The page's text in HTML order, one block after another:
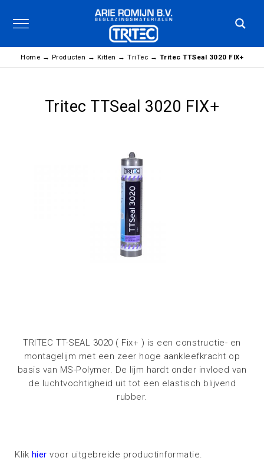
Home → Producten → Kitten → TriTec → Tritec TTSeal 3020 FIX+
Tritec TTSeal 3020 FIX+
TRITEC TT-SEAL 3020 ( Fix+ ) is een constructie- en
montagelijm met een zeer hoge aankleefkracht op
basis van MS-Polymer. De lijm hardt onder invloed van
de luchtvochtigheid uit tot een elastisch blijvend
rubber.
Klik hier voor uitgebreide productinformatie.